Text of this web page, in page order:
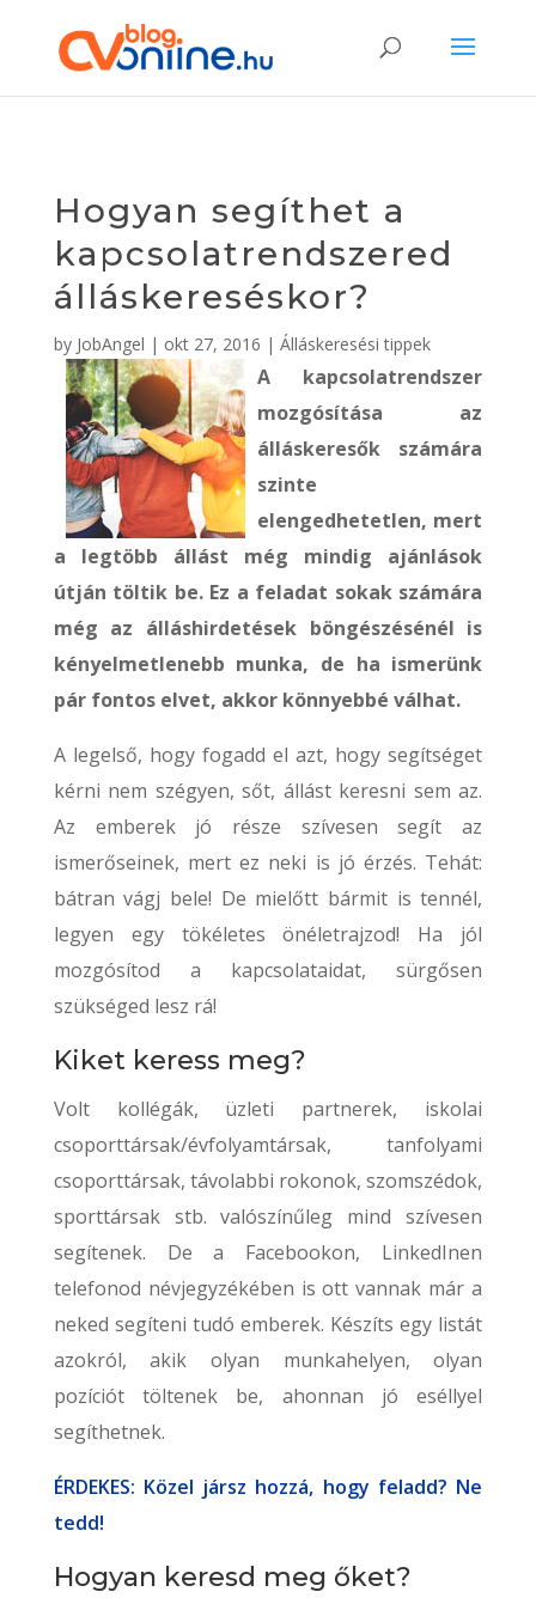
Hogyan segíthet a
kapcsolatrendszered
álláskereséskor?
by JobAngel | okt 27, 2016 | Álláskeresési tippek
A kapcsolatrendszer
mozgósítása az
álláskeresők számára
szinte
elengedhetetlen, mert
a legtöbb állást még mindig ajánlások
útján töltik be. Ez a feladat sokak számára
még az álláshirdetések böngészésénél is
kényelmetlenebb munka, de ha ismerünk
pár fontos elvet, akkor könnyebbé válhat.
A legelső, hogy fogadd el azt, hogy segítséget
kérni nem szégyen, sőt, állást keresni sem az.
Az emberek jó része szívesen segít az
ismerőseinek, mert ez neki is jó érzés. Tehát:
bátran vágj bele! De mielőtt bármit is tennél,
legyen egy tökéletes önéletrajzod! Ha jól
mozgósítod a kapcsolataidat, sürgősen
szükséged lesz rá!
Kiket keress meg?
Volt kollégák, üzleti partnerek, iskolai
csoporttársak/évfolyamtársak, tanfolyami
csoporttársak, távolabbi rokonok, szomszédok,
sporttársak stb. valószínűleg mind szívesen
segítenek. De a Facebookon, LinkedInen
telefonod névjegyzékében is ott vannak már a
neked segíteni tudó emberek. Készíts egy listát
azokról, akik olyan munkahelyen, olyan
pozíciót töltenek be, ahonnan jó eséllyel
segíthetnek.
ÉRDEKES: Közel jársz hozzá, hogy feladd? Ne
tedd!
Hogyan keresd meg őket?